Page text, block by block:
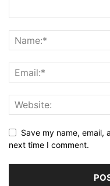
Save my name, email,
next time I comment.